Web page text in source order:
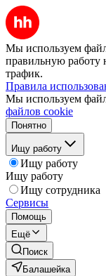
Мы используем
правильную работу
трафик.
Правила
Мы используем
файлов cookie
Понятно
Ищу работу
Ищу работу
Ищу работу
Ищу сотрудника
Сервисы
Помощь
Ещё
Поиск
Балашейка